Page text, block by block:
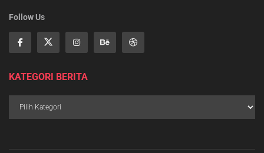
Follow Us
KATEGORI BERITA